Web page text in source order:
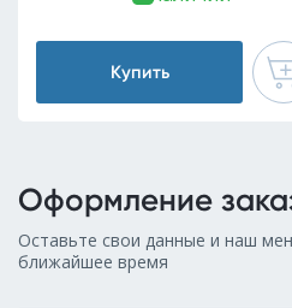
Купить
Оформление
Оставьте свои данные и наш
ближайшее время